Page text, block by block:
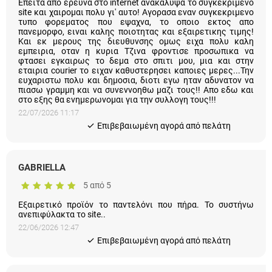
ειναι καλης ποιοτητας και εξαιρετικης τιμης! Και εκ μερους της
διευθυνσης ομως ειχα πολυ καλη εμπειρια, οταν η κυρια Τζινα
φροντισε προσωπικα να φτασει εγκαιρως το δεμα στο σπιτι
μου, μια και στην εταιρια courier το ειχαν καθυστερησει καποιες
μερες...Την ευχαριστω πολυ και δημοσια, διοτι εγω ηταν
αδυνατον να πιασω γραμμη και να συνεννοηθω μαζι τους!!
Απο εδω και στο εξης θα ενημερωνομαι για την συλλογη τους!!!
22/07/2026 11:17
Eπιβεβαιωμένη αγορά από πελάτη
Εξαιρετικό προϊόν το παντελόνι που πήρα. Το συστήνω
ανεπιφύλακτα το site..
Eπιβεβαιωμένη αγορά από πελάτη